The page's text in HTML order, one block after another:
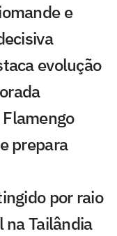
e
evolução
prepara
por raio
Tailândia